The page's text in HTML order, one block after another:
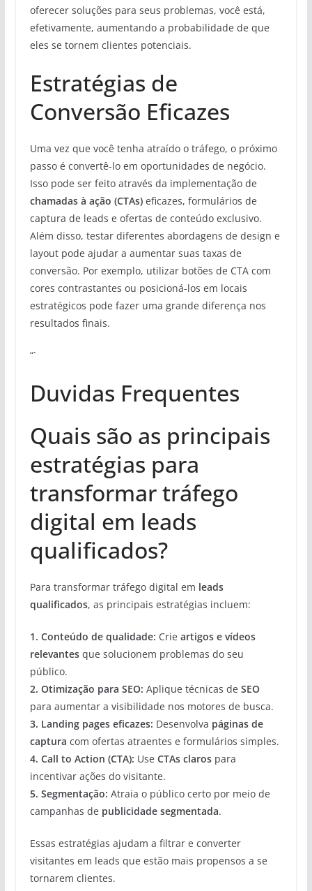
oferecer soluções para seus problemas, você está,
efetivamente, aumentando a probabilidade de que
eles se tornem clientes potenciais.
Estratégias de
Conversão Eficazes
Uma vez que você tenha atraído o tráfego, o próximo
passo é convertê-lo em oportunidades de negócio.
Isso pode ser feito através da implementação de
chamadas à ação (CTAs)eficazes, formulários de
captura de leads e ofertas de conteúdo exclusivo.
Além disso, testar diferentes abordagens de design e
layout pode ajudar a aumentar suas taxas de
conversão. Por exemplo, utilizar botões de CTA com
cores contrastantes ou posicioná-los em locais
estratégicos pode fazer uma grande diferença nos
resultados finais.
“`
Duvidas Frequentes
Quais são as principais
estratégias para
transformar tráfego
digital em leads
qualificados?
Para transformar tráfego digital em leads
qualificados, as principais estratégias incluem:
1. Conteúdo de qualidade: Crie artigos e vídeos
relevantesque solucionem problemas do seu
público.
2. Otimização para SEO: Aplique técnicas de SEO
para aumentar a visibilidade nos motores de busca.
3. Landing pages eficazes: Desenvolva páginas de
captura com ofertas atraentes e formulários simples.
4. Call to Action (CTA): Use CTAs clarospara
incentivar ações do visitante.
5. Segmentação: Atraia o público certo por meio de
campanhas de publicidade segmentada.
Essas estratégias ajudam a filtrar e converter
visitantes em leads que estão mais propensos a se
tornarem clientes.